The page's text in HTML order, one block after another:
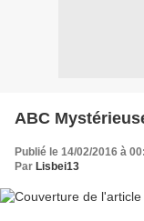
ABC
Publié le 14/02/2016 à
Par Lisbei13